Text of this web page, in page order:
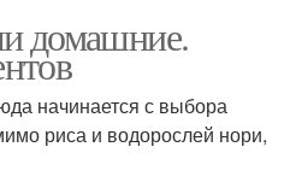
домашние.
начинается с выбора
риса и водорослей нори,